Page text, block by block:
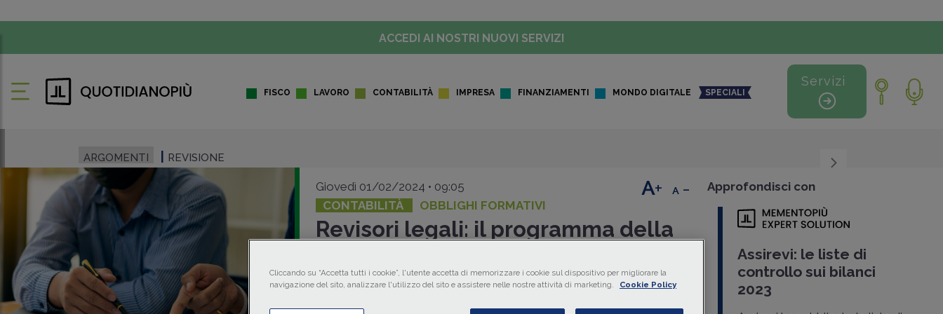
ACCEDI AI NOSTRI NUOVI SERVIZI
FISCO LAVORO CONTABILITÀ IMPRESA FINANZIAMENTI MONDO DIGITALE SPECIALI
Servizi
ARGOMENTI REVISIONE
Giovedì 01/02/2024 • 09:05
CONTABILITÀ
OBBLIGHI FORMATIVI
Revisori legali: il programma della
legali
La Ragioneria Generale dello Stato ha pubblicato il programma
+ - Approfondisci con
Assirevi: le liste di
controllo sui bilanci
2023
Cliccando su “Accetta tutti i cookie”, l'utente accetta di memorizzare i cookie sul dispositivo per migliorare la
navigazione del sito, analizzare l'utilizzo del sito e assistere nelle nostre attività di marketing.
Cookie Policy